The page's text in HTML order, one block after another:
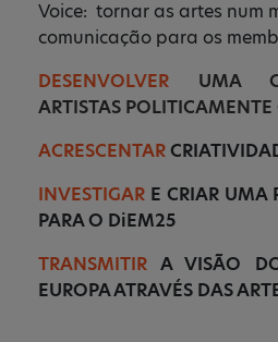
Voice: tornar as artes num
comunicação para os
DESENVOLVER UMA
ARTISTAS POLITICAMENTE
ACRESCENTAR
INVESTIGAR E CRIAR UMA
PARA O DiEM25
TRANSMITIR A VISÃO
EUROPA ATRAVÉS DAS